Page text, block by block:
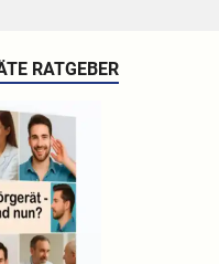
RATGEBER